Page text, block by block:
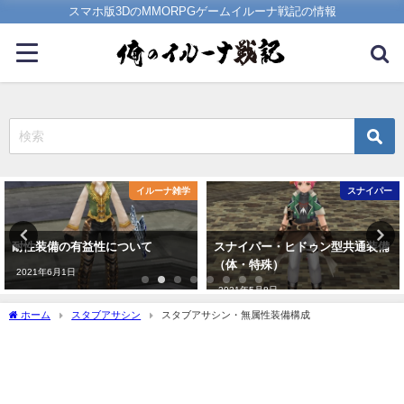
スマホ版3DのMMORPGゲームイルーナ戦記の情報
雑学 スナイパー
スナイパー・ヒドゥン型共通装備
（体・特殊）
2021年5月8日
イル
イルーナ戦記の日課
2023年4月21日
ホーム スタブアサシン スタブアサシン・無属性装備構成